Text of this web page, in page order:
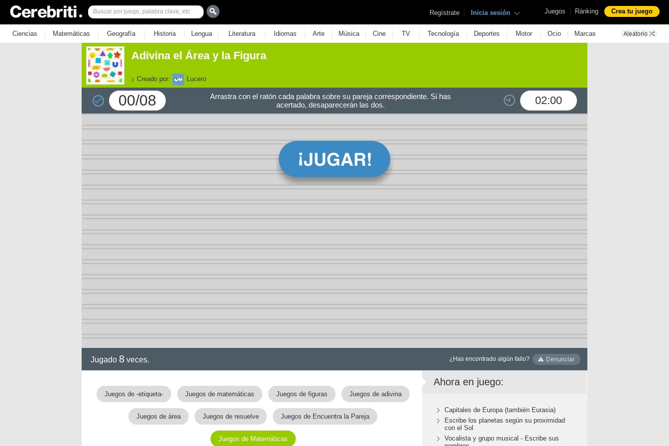
Juegos | Ránking Crea tu juego
Regístrate | Inicia sesión
Ciencias | Matemáticas | Geografía | Historia | Lengua | Literatura | Idiomas | Arte | Música | Cine | TV | Tecnología | Deportes | Motor | Ocio | Marcas
Adivina el Área y la Figura
Creado por: Lucero
00/08 02:00
Arrastra con el ratón cada palabra sobre su pareja correspondiente. Si has
acertado, desaparecerán las dos.
Jugado 8 veces. ¿Has encontrado algún fallo?
Juegos de -etiqueta- Juegos de matemáticas Juegos de figuras Juegos de adivina
Juegos de área Juegos de resuelve Juegos de Encuentra la Pareja
Juegos de Matemáticas
Ahora en juego:
Capitales de Europa (también Eurasia)
Escribe los planetas según su proximidad
con el Sol
Vocalista y grupo musical - Escribe sus